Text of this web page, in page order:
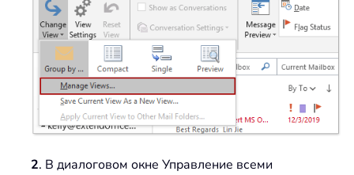
2. В диалоговом окне Управление всеми